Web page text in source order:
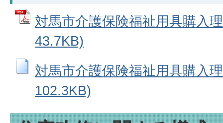
対馬市介護保険福祉用具購入
43.7KB)
対馬市介護保険福祉用具購入
102.3KB)